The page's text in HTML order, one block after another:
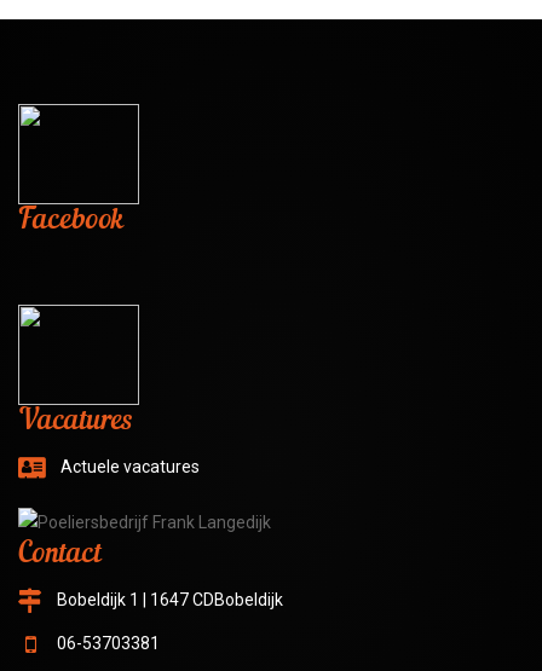
Facebook
Vacatures
Actuele vacatures
Contact
Bobeldijk 1 | 1647 CDBobeldijk
06-53703381